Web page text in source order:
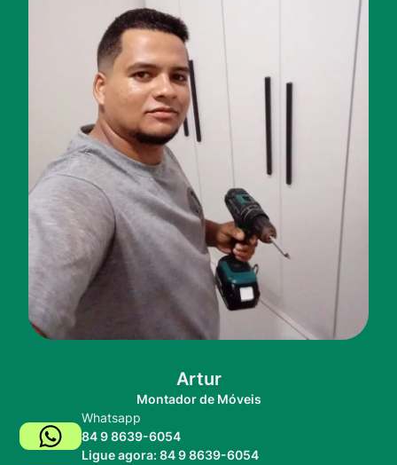
Artur
Montador de Móveis
Whatsapp
84 9 8639-6054
Ligue agora: 84 9 8639-6054